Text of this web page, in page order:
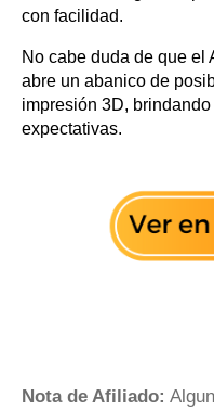
con facilidad.
No cabe duda de que el
abre un abanico de
impresión 3D,
expectativas.
Nota de Afiliado: